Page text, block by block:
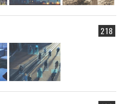
218